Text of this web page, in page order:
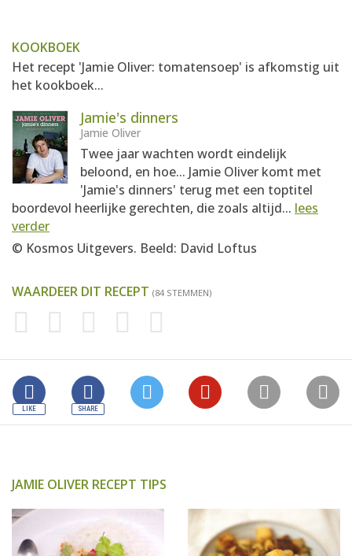
KOOKBOEK
Het recept 'Jamie Oliver: tomatensoep' is afkomstig uit
het kookboek...
Jamie's dinners
Jamie Oliver
Twee jaar wachten wordt eindelijk
beloond, en hoe... Jamie Oliver komt met
'Jamie's dinners' terug met een toptitel
boordevol heerlijke gerechten, die zoals altijd... lees
verder
© Kosmos Uitgevers. Beeld: David Loftus
WAARDEER DIT RECEPT (84 STEMMEN)
JAMIE OLIVER RECEPT TIPS